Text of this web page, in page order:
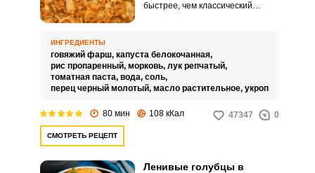
быстрее, чем классический
аромату. Блюдо получается не
порционным, как в привычном
варианте, а все ингредиенты
соединяются и тушатся в
кастрюле в томатном соусе.
ИНГРЕДИЕНТЫ
говяжий фарш, капуста белокочанная,
рис пропаренный, морковь, лук репчатый,
томатная паста, вода, соль,
перец черный молотый, масло растительное, укроп
80 мин 108 кКал 47347 0
СМОТРЕТЬ РЕЦЕПТ
Ленивые голубцы в